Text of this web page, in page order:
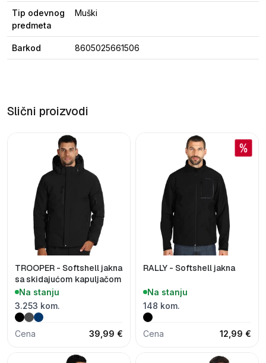
Tip odevnog
predmeta
Muški
Barkod 8605025661506
Slični proizvodi
TROOPER - Softshell jakna
sa skidajućom kapuljačom
Na stanju
3.253 kom.
Cena 39,99 €
RALLY - Softshell jakna
Na stanju
148 kom.
Cena 12,99 €